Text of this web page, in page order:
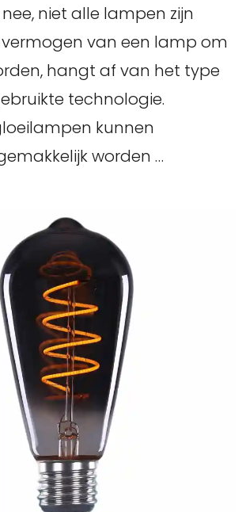
niet alle lampen zijn
van een lamp om
hangt af van het type
technologie.
kunnen
worden …